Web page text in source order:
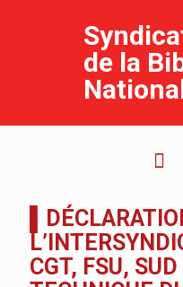
de la
CGT, FSU,